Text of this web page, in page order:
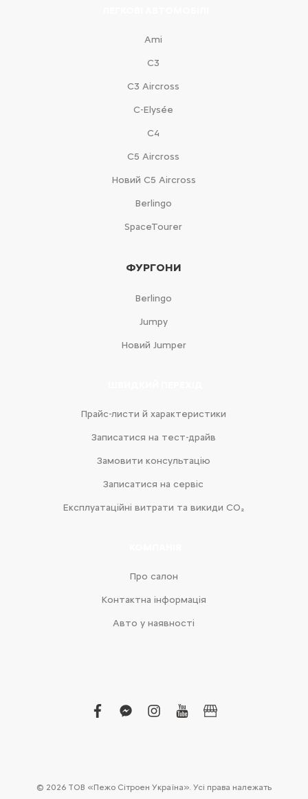
Ami
С3
С3 Aircross
C-Elysée
С4
С5 Aircross
Новий С5 Aircross
Berlingo
SpaceTourer
ФУРГОНИ
Berlingo
Jumpy
Новий Jumper
Прайс-листи й характеристики
Записатися на тест-драйв
Замовити консультацію
Записатися на сервіс
Експлуатаційні витрати та викиди CO₂
Про салон
Контактна інформація
Авто у наявності
facebook
facebook-
instagram
youtubebusiness
© 2026 ТОВ «Пежо Сітроен Україна». Усі права належать